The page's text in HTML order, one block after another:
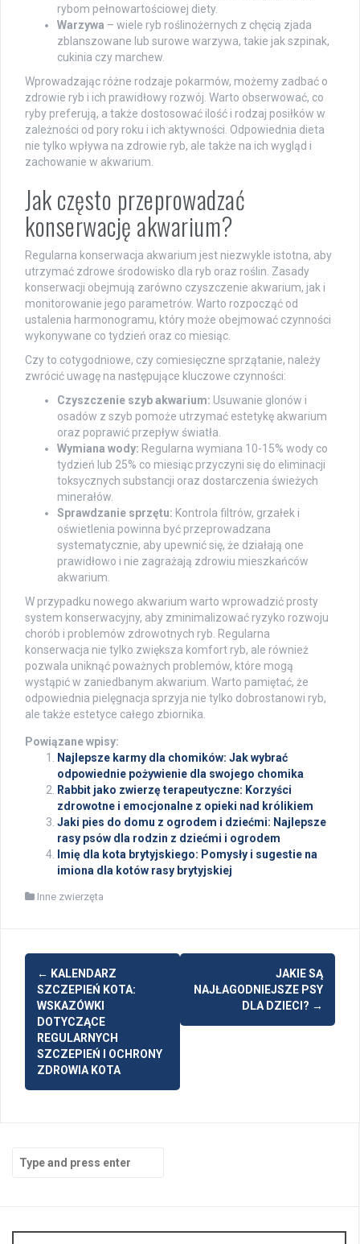
rybom pełnowartościowej diety.
Warzywa – wiele ryb roślinożernych z chęcią zjada
zblanszowane lub surowe warzywa, takie jak szpinak,
cukinia czy marchew.
Wprowadzając różne rodzaje pokarmów, możemy zadbać o
zdrowie ryb i ich prawidłowy rozwój. Warto obserwować, co
ryby preferują, a także dostosować ilość i rodzaj posiłków w
zależności od pory roku i ich aktywności. Odpowiednia dieta
nie tylko wpływa na zdrowie ryb, ale także na ich wygląd i
zachowanie w akwarium.
Jak często przeprowadzać
konserwację akwarium?
Regularna konserwacja akwarium jest niezwykle istotna, aby
utrzymać zdrowe środowisko dla ryb oraz roślin. Zasady
konserwacji obejmują zarówno czyszczenie akwarium, jak i
monitorowanie jego parametrów. Warto rozpocząć od
ustalenia harmonogramu, który może obejmować czynności
wykonywane co tydzień oraz co miesiąc.
Czy to cotygodniowe, czy comiesięczne sprzątanie, należy
zwrócić uwagę na następujące kluczowe czynności:
Czyszczenie szyb akwarium: Usuwanie glonów i
osadów z szyb pomoże utrzymać estetykę akwarium
oraz poprawić przepływ światła.
Wymiana wody: Regularna wymiana 10-15% wody co
tydzień lub 25% co miesiąc przyczyni się do eliminacji
toksycznych substancji oraz dostarczenia świeżych
minerałów.
Sprawdzanie sprzętu: Kontrola filtrów, grzałek i
oświetlenia powinna być przeprowadzana
systematycznie, aby upewnić się, że działają one
prawidłowo i nie zagrażają zdrowiu mieszkańców
akwarium.
W przypadku nowego akwarium warto wprowadzić prosty
system konserwacyjny, aby zminimalizować ryzyko rozwoju
chorób i problemów zdrowotnych ryb. Regularna
konserwacja nie tylko zwiększa komfort ryb, ale również
pozwala uniknąć poważnych problemów, które mogą
wystąpić w zaniedbanym akwarium. Warto pamiętać, że
odpowiednia pielęgnacja sprzyja nie tylko dobrostanowi ryb,
ale także estetyce całego zbiornika.
Powiązane wpisy:
Najlepsze karmy dla chomików: Jak wybrać
odpowiednie pożywienie dla swojego chomika
Rabbit jako zwierzę terapeutyczne: Korzyści
zdrowotne i emocjonalne z opieki nad królikiem
Jaki pies do domu z ogrodem i dziećmi: Najlepsze
rasy psów dla rodzin z dziećmi i ogrodem
Imię dla kota brytyjskiego: Pomysły i sugestie na
imiona dla kotów rasy brytyjskiej
Inne zwierzęta
Post
navigation
← KALENDARZ
SZCZEPIEŃ KOTA:
WSKAZÓWKI
DOTYCZĄCE
REGULARNYCH
SZCZEPIEŃ I OCHRONY
ZDROWIA KOTA
JAKIE SĄ
NAJŁAGODNIEJSZE PSY
DLA DZIECI? →
for: